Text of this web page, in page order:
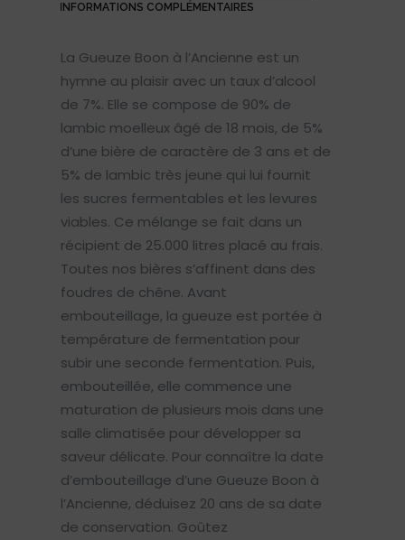
INFORMATIONS COMPLÉMENTAIRES
La Gueuze Boon à l’Ancienne est un
hymne au plaisir avec un taux d’alcool
de 7%. Elle se compose de 90% de
lambic moelleux âgé de 18 mois, de 5%
d’une bière de caractère de 3 ans et de
5% de lambic très jeune qui lui fournit
les sucres fermentables et les levures
viables. Ce mélange se fait dans un
récipient de 25.000 litres placé au frais.
Toutes nos bières s’affinent dans des
foudres de chêne. Avant
embouteillage, la gueuze est portée à
température de fermentation pour
subir une seconde fermentation. Puis,
embouteillée, elle commence une
maturation de plusieurs mois dans une
salle climatisée pour développer sa
saveur délicate. Pour connaître la date
d’embouteillage d’une Gueuze Boon à
l’Ancienne, déduisez 20 ans de sa date
de conservation. Goûtez